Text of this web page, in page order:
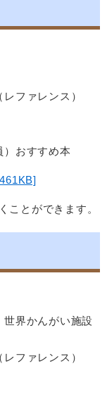
ファレンス）
）おすすめ本
ことができます。
界かんがい施設
ファレンス）